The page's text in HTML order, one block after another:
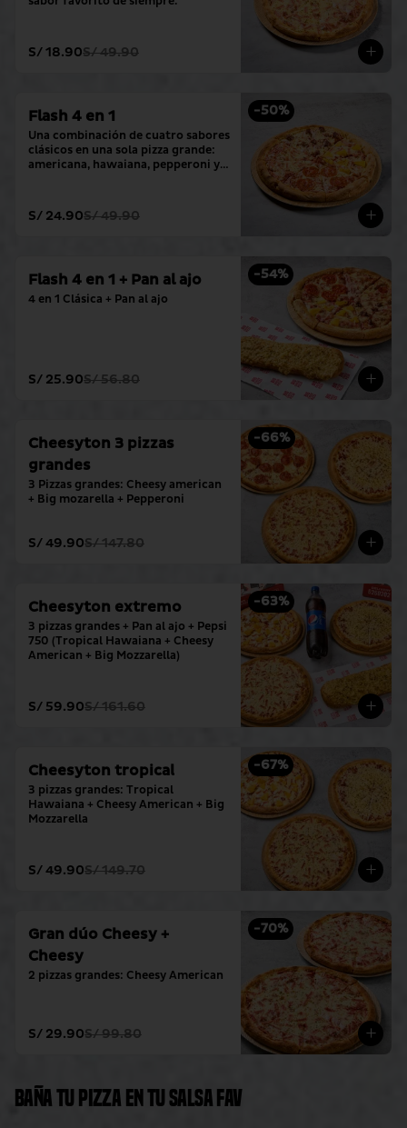
S/ 18.90S/ 49.90
-50%
Flash 4 en 1
Una combinación de cuatro sabores
clásicos en una sola pizza grande:
americana, hawaiana, pepperoni y
S/ 24.90S/ 49.90
-54%
Flash 4 en 1 + Pan al ajo
4 en 1 Clásica + Pan al ajo
S/ 25.90S/ 56.80
-66%
Cheesyton 3 pizzas
grandes
3 Pizzas grandes: Cheesy american
+ Big mozarella + Pepperoni
S/ 49.90S/ 147.80
-63%
Cheesyton extremo
3 pizzas grandes + Pan al ajo + Pepsi
750 (Tropical Hawaiana + Cheesy
American + Big Mozzarella)
S/ 59.90S/ 161.60
-67%
Cheesyton tropical
3 pizzas grandes: Tropical
Hawaiana + Cheesy American + Big
Mozzarella
S/ 49.90S/ 149.70
-70%
Gran dúo Cheesy +
Cheesy
2 pizzas grandes: Cheesy American
S/ 29.90S/ 99.80
Baña tu pizza en tu salsa fav